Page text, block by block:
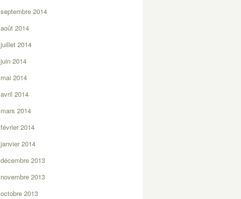
septembre 2014
août 2014
juillet 2014
juin 2014
mai 2014
avril 2014
mars 2014
février 2014
janvier 2014
décembre 2013
novembre 2013
octobre 2013